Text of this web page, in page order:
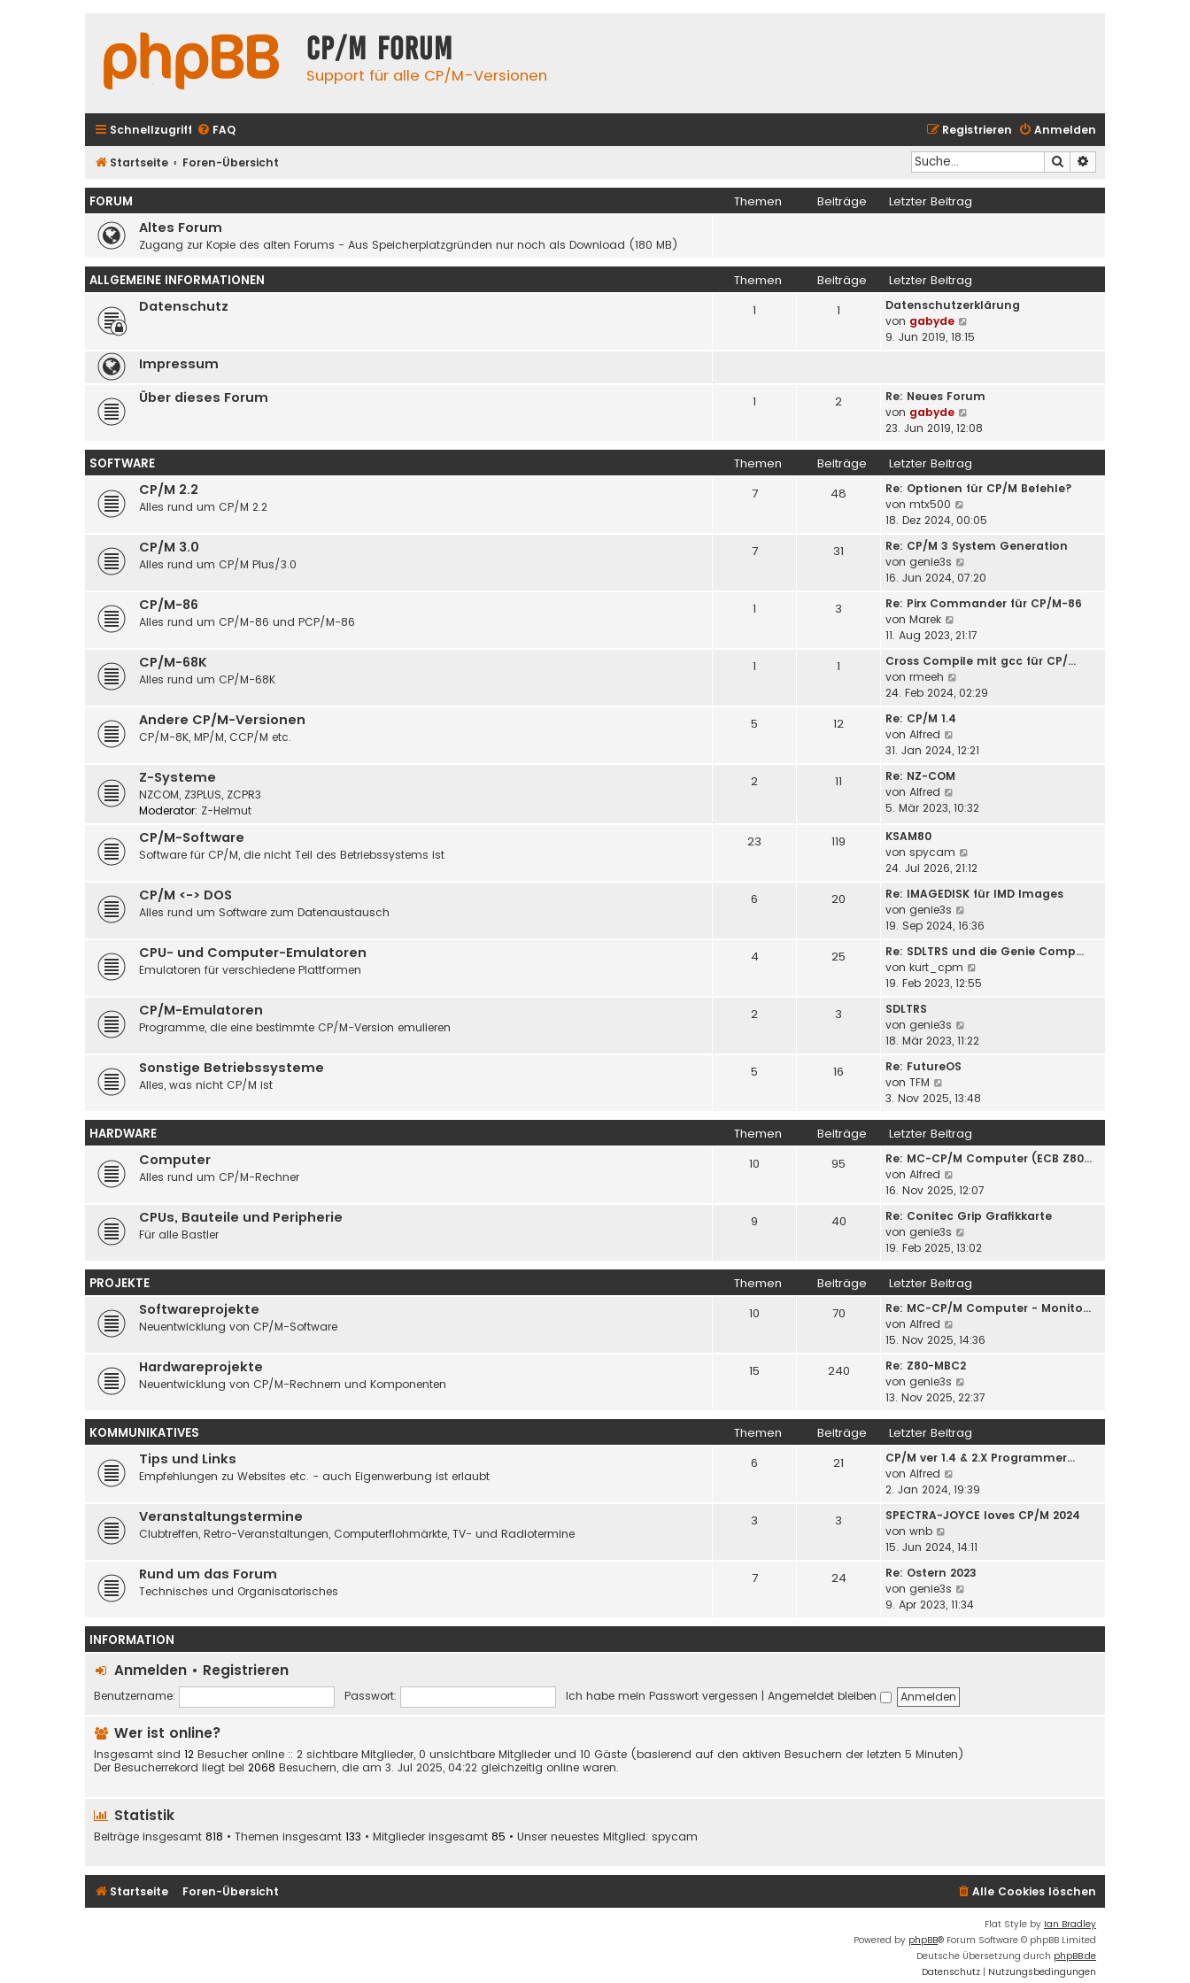
CP/M Forum
Support für alle CP/M-Versionen
Schnellzugriff FAQ Anmelden
Registrieren
Startseite Foren-Übersicht Suche
FORUM Themen Beiträge Letzter Beitrag
Altes Forum
Zugang zur Kopie des alten Forums - Aus Speicherplatzgründen nur noch als Download (180 MB)
ALLGEMEINE INFORMATIONEN Themen Beiträge Letzter Beitrag
Datenschutz 1 1
Datenschutzerklärung
von gabyde
e
t
r
B
e
i
t
a
g
9. Jun 2019, 18:15
Impressum
Über dieses Forum
1 2
Re: Neues Forum
von gabyde
e
e
s
t
r
B
e
i
t
r
g
23. Jun 2019, 12:08
SOFTWARE Themen Beiträge Letzter Beitrag
CP/M 2.2
Alles rund um CP/M 2.2
7 48
Re: Optionen für CP/M Befehle?
von mtx500
e
e
t
e
B
i
r
18. Dez 2024, 00:05
CP/M 3.0
Alles rund um CP/M Plus/3.0
7 31
Re: CP/M 3 System Generation
von genie3s
e
e
t
e
B
r
16. Jun 2024, 07:20
CP/M-86
Alles rund um CP/M-86 und PCP/M-86
1 3
Re: Pirx Commander für CP/M-86
von Marek
e
e
s
t
B
r
11. Aug 2023, 21:17
CP/M-68K
Alles rund um CP/M-68K
1 1
Cross Compile mit gcc für CP/…
von rmeeh
e
t
B
t
r
g
24. Feb 2024, 02:29
Andere CP/M-Versionen
CP/M-8K, MP/M, CCP/M etc.
5 12
Re: CP/M 1.4
von Alfred
e
e
t
B
e
i
t
g
31. Jan 2024, 12:21
Z-Systeme
NZCOM, Z3PLUS, ZCPR3
Moderator: Z-Helmut
2 11
Re: NZ-COM
von Alfred
e
s
t
e
r
B
e
i
t
r
5. Mär 2023, 10:32
CP/M-Software
Software für CP/M, die nicht Teil des Betriebssystems ist
23 119
KSAM80
von spycam
e
e
t
e
r
B
r
24. Jul 2026, 21:12
CP/M <-> DOS
Alles rund um Software zum Datenaustausch
6 20
Re: IMAGEDISK für IMD Images
von genie3s
e
e
s
t
B
r
g
19. Sep 2024, 16:36
CPU- und Computer-Emulatoren
Emulatoren für verschiedene Plattformen
4 25
Re: SDLTRS und die Genie Comp…
von kurt_cpm
e
t
B
r
g
19. Feb 2023, 12:55
CP/M-Emulatoren
Programme, die eine bestimmte CP/M-Version emulieren
2 3
SDLTRS
von genie3s
e
t
e
r
B
e
i
t
r
g
18. Mär 2023, 11:22
Sonstige Betriebssysteme
Alles, was nicht CP/M ist
5 16
Re: FutureOS
von TFM
e
e
s
t
e
r
e
i
t
r
a
g
3. Nov 2025, 13:48
HARDWARE Themen Beiträge Letzter Beitrag
Computer
Alles rund um CP/M-Rechner
10 95
Re: MC-CP/M Computer (ECB Z80…
von Alfred
e
e
s
t
e
r
B
e
t
r
a
g
16. Nov 2025, 12:07
CPUs, Bauteile und Peripherie
Für alle Bastler
9 40
Re: Conitec Grip Grafikkarte
von genie3s
e
e
s
t
r
e
i
t
r
a
g
19. Feb 2025, 13:02
PROJEKTE Themen Beiträge Letzter Beitrag
Softwareprojekte
Neuentwicklung von CP/M-Software
10 70
Re: MC-CP/M Computer - Monito…
von Alfred
e
e
s
t
e
r
B
e
i
t
r
g
15. Nov 2025, 14:36
Hardwareprojekte
Neuentwicklung von CP/M-Rechnern und Komponenten
15 240
Re: Z80-MBC2
von genie3s
e
e
s
t
r
B
e
i
t
r
g
13. Nov 2025, 22:37
KOMMUNIKATIVES Themen Beiträge Letzter Beitrag
Tips und Links
Empfehlungen zu Websites etc. - auch Eigenwerbung ist erlaubt
6 21
CP/M ver 1.4 & 2.X Programmer…
von Alfred
e
e
e
r
B
g
2. Jan 2024, 19:39
Veranstaltungstermine
Clubtreffen, Retro-Veranstaltungen, Computerflohmärkte, TV- und Radiotermine
3 3
SPECTRA-JOYCE loves CP/M 2024
von wnb
e
e
s
t
e
i
t
g
15. Jun 2024, 14:11
Rund um das Forum
Technisches und Organisatorisches
7 24
Re: Ostern 2023
von genie3s
e
s
9. Apr 2023, 11:34
INFORMATION
Anmelden • Registrieren
Benutzername: Passwort: Ich habe mein Passwort vergessen | Angemeldet bleiben
Wer ist online?
Insgesamt sind 12 Besucher online :: 2 sichtbare Mitglieder, 0 unsichtbare Mitglieder und 10 Gäste (basierend auf den aktiven Besuchern der letzten 5 Minuten)
Der Besucherrekord liegt bei 2068 Besuchern, die am 3. Jul 2025, 04:22 gleichzeitig online waren.
Statistik
Beiträge insgesamt 818 • Themen insgesamt 133 • Mitglieder insgesamt 85 • Unser neuestes Mitglied: spycam
Startseite Foren-Übersicht Alle Cookies löschen
Flat Style by Ian Bradley
Powered by phpBB® Forum Software © phpBB Limited
Deutsche Übersetzung durch phpBB.de
Datenschutz | Nutzungsbedingungen